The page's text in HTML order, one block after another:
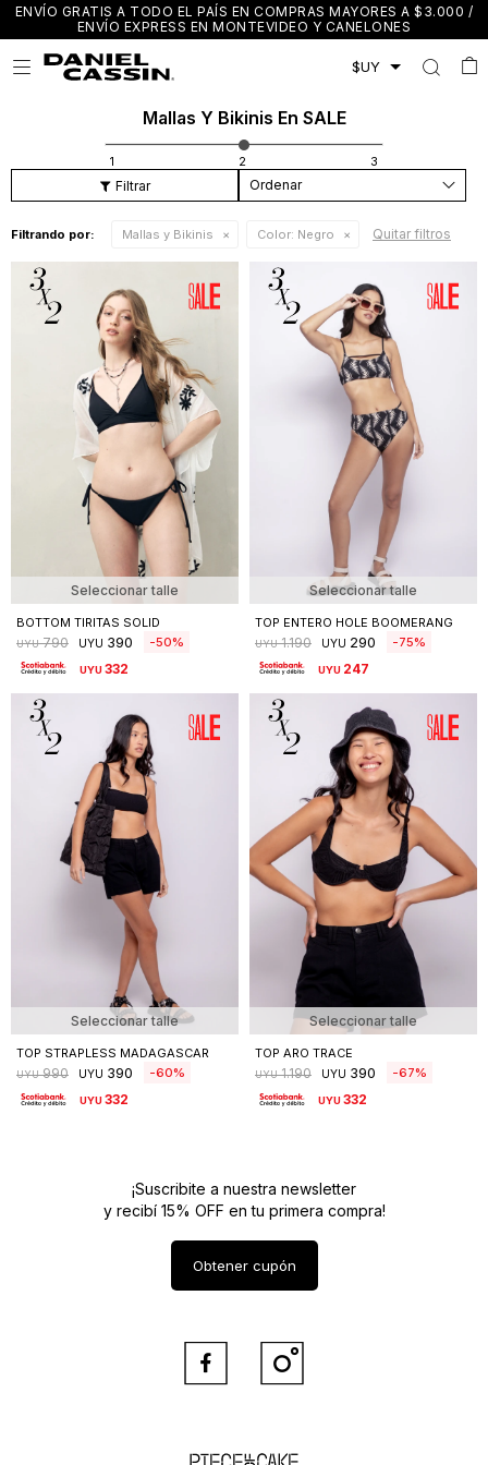
ENVÍO GRATIS A TODO EL PAÍS EN COMPRAS MAYORES A $3.000 /
ENVÍO EXPRESS EN MONTEVIDEO Y CANELONES

Mallas Y Bikinis En SALE
Recomendados
Filtrando por: Mallas y Bikinis Color: Negro Quitar filtros
Seleccionar talle
BOTTOM TIRITAS SOLID
UYU 790 UYU 390 50
UYU332
Seleccionar talle
TOP ENTERO HOLE BOOMERANG
UYU 1.190 UYU 290 75
UYU 247
Seleccionar talle
TOP STRAPLESS MADAGASCAR
UYU 990 UYU 390 60
UYU332
Seleccionar talle
TOP ARO TRACE
UYU 1.190 UYU 390 67
UYU332
Piece of Cake
¡Suscribite a nuestra newsletter
y recibí 15% OFF en tu primera compra!
Obtener cupón
 